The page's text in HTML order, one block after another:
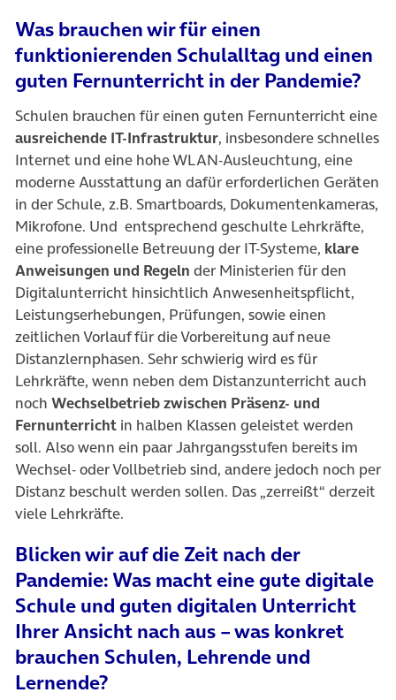
Was brauchen wir für einen
funktionierenden Schulalltag und einen
guten Fernunterricht in der Pandemie?
Schulen brauchen für einen guten Fernunterricht eine
ausreichende IT-Infrastruktur, insbesondere schnelles
Internet und eine hohe WLAN-Ausleuchtung, eine
moderne Ausstattung an dafür erforderlichen Geräten
in der Schule, z.B. Smartboards, Dokumentenkameras,
Mikrofone. Und entsprechend geschulte Lehrkräfte,
eine professionelle Betreuung der IT-Systeme, klare
Anweisungen und Regeln der Ministerien für den
Digitalunterricht hinsichtlich Anwesenheitspflicht,
Leistungserhebungen, Prüfungen, sowie einen
zeitlichen Vorlauf für die Vorbereitung auf neue
Distanzlernphasen. Sehr schwierig wird es für
Lehrkräfte, wenn neben dem Distanzunterricht auch
noch Wechselbetrieb zwischen Präsenz- und
Fernunterricht in halben Klassen geleistet werden
soll. Also wenn ein paar Jahrgangsstufen bereits im
Wechsel- oder Vollbetrieb sind, andere jedoch noch per
Distanz beschult werden sollen. Das „zerreißt“ derzeit
viele Lehrkräfte.
Blicken wir auf die Zeit nach der
Pandemie: Was macht eine gute digitale
Schule und guten digitalen Unterricht
Ihrer Ansicht nach aus – was konkret
brauchen Schulen, Lehrende und
Lernende?